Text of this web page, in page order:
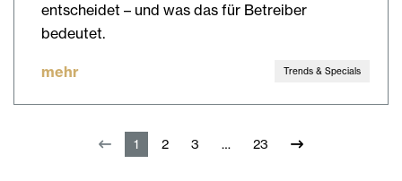
entscheidet – und was das für Betreiber
bedeutet.
mehr Trends & Specials
1 2 3 23